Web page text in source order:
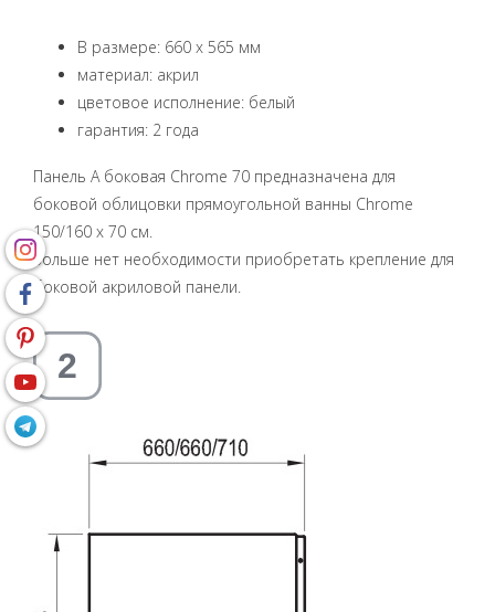
В размере: 660 x 565 мм
материал: акрил
цветовое исполнение: белый
гарантия: 2 года
Панель A боковая Chrome 70 предназначена для
боковой облицовки прямоугольной ванны Chrome
150/160 x 70 см.
Больше нет необходимости приобретать крепление для
боковой акриловой панели.